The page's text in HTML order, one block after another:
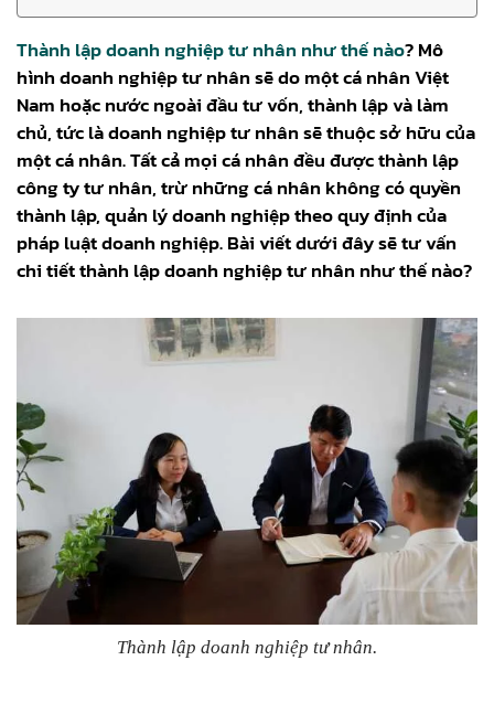
Thành lập doanh nghiệp tư nhân như thế nào? Mô
hình doanh nghiệp tư nhân sẽ do một cá nhân Việt
Nam hoặc nước ngoài đầu tư vốn, thành lập và làm
chủ, tức là doanh nghiệp tư nhân sẽ thuộc sở hữu của
một cá nhân. Tất cả mọi cá nhân đều được thành lập
công ty tư nhân, trừ những cá nhân không có quyền
thành lập, quản lý doanh nghiệp theo quy định của
pháp luật doanh nghiệp. Bài viết dưới đây sẽ tư vấn
chi tiết thành lập doanh nghiệp tư nhân như thế nào?
Thành lập doanh nghiệp tư nhân.